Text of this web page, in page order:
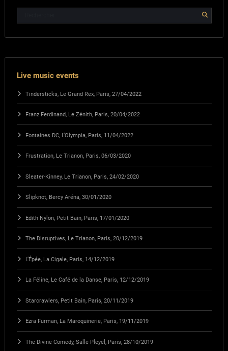
Live music events
Tindersticks, Le Grand Rex, Paris, 27/04/2022
Franz Ferdinand, Le Zénith, Paris, 20/04/2022
Fontaines DC, L’Olympia, Paris, 11/04/2022
Frustration, Le Trianon, Paris, 06/03/2020
Sleater-Kinney, Le Trianon, Paris, 24/02/2020
Slipknot, Bercy Aréna, 30/01/2020
Edith Nylon, Petit Bain, Paris, 17/01/2020
The Disruptives, Le Trianon, Paris, 20/12/2019
L’Épée, La Cigale, Paris, 14/12/2019
La Féline, Le Café de la Danse, Paris, 12/12/2019
Starcrawlers, Petit Bain, Paris, 20/11/2019
Ezra Furman, La Maroquinerie, Paris, 19/11/2019
The Divine Comedy, Salle Pleyel, Paris, 28/10/2019